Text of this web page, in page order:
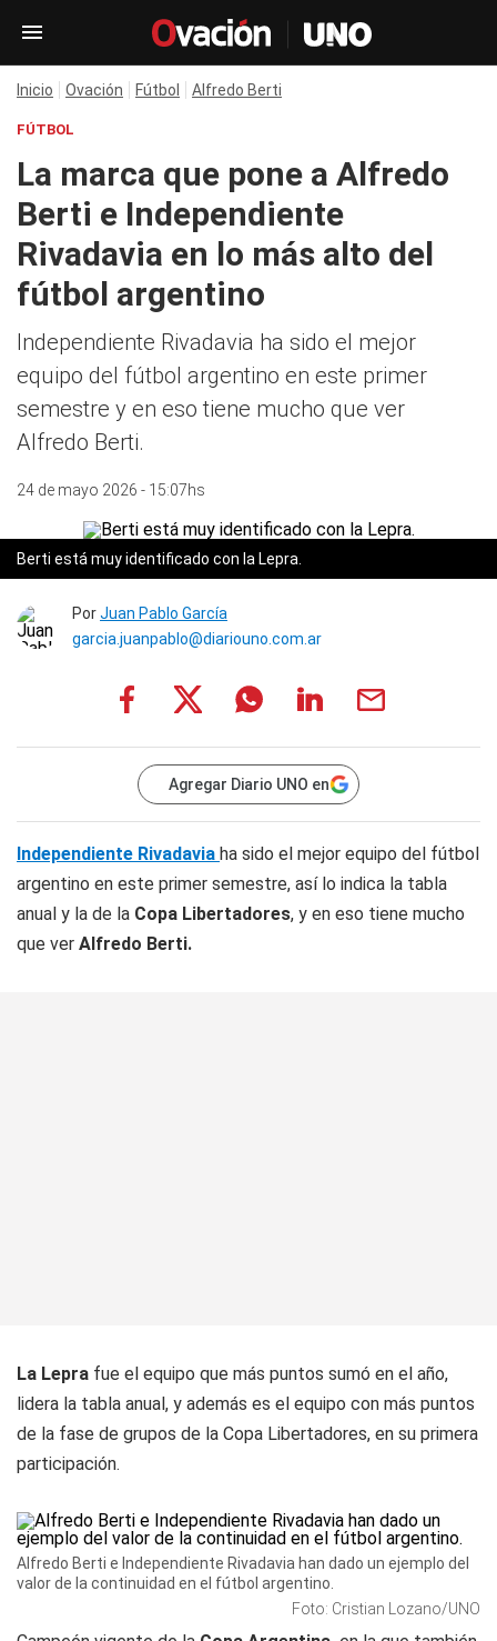
Inicio Ovación Fútbol Alfredo Berti
FÚTBOL
La marca que pone a Alfredo
Berti e Independiente
Rivadavia en lo más alto del
fútbol argentino
Independiente Rivadavia ha sido el mejor
equipo del fútbol argentino en este primer
semestre y en eso tiene mucho que ver
Alfredo Berti.
24 de mayo 2026 - 15:07hs
Berti está muy identificado con la Lepra.
PorJuan Pablo García
garcia.juanpablo@diariouno.com.ar
Agregar Diario UNO en
Independiente Rivadavia ha sido el mejor equipo del fútbol
argentino en este primer semestre, así lo indica la tabla
anual y la de la Copa Libertadores, y en eso tiene mucho
que ver Alfredo Berti.
La Lepra fue el equipo que más puntos sumó en el año,
lidera la tabla anual, y además es el equipo con más puntos
de la fase de grupos de la Copa Libertadores, en su primera
participación.
Alfredo Berti e Independiente Rivadavia han dado un ejemplo del
valor de la continuidad en el fútbol argentino.
Foto: Cristian Lozano/UNO